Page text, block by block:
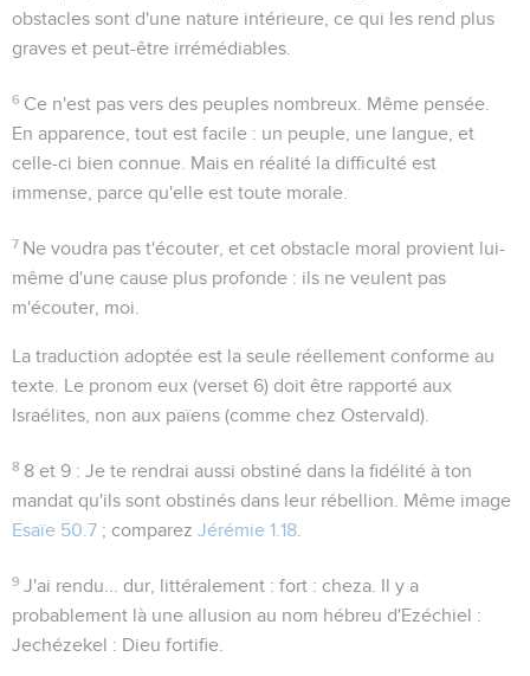
obstacles sont d'une nature intérieure, ce qui les rend plus
graves et peut-être irrémédiables.
6 Ce n'est pas vers des peuples nombreux . Même pensée.
En apparence, tout est facile : un peuple, une langue, et
celle-ci bien connue. Mais en réalité la difficulté est
immense, parce qu'elle est toute morale.
7 Ne voudra pas t'écouter , et cet obstacle moral provient lui-
même d'une cause plus profonde : ils ne veulent pas
m'écouter moi
La traduction adoptée est la seule réellement conforme au
texte. Le pronom eux (verset 6) doit être rapporté aux
Israélites, non aux païens (comme chez Ostervald).
8 8 et 9 : Je te rendrai aussi obstiné dans la fidélité à ton
mandat qu'ils sont obstinés dans leur rébellion. Même image
Esaïe 50.7 ; comparez Jérémie 1.18
9 J'ai rendu... dur , littéralement :fort : cheza . Il y a
probablement là une allusion au nom hébreu d'Ezéchiel :
Jechézekel : Dieu fortifie